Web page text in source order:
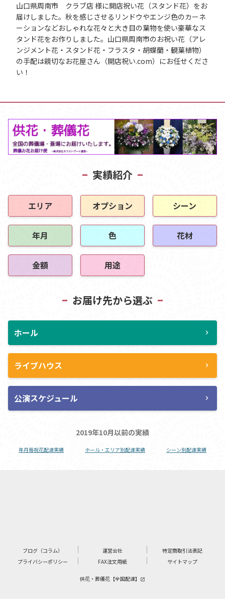
山口県周南市 クラブ店 様に開店祝い花（スタンド花）をお
届けしました。秋を感じさせるリンドウやエンジ色のカーネ
ーションなどおしゃれな花々と大き目の葉物を使い豪華なス
タンド花をお作りしました。山口県周南市のお祝い花（アレ
ンジメント花・スタンド花・フラスタ・胡蝶蘭・観葉植物）
の手配は親切なお花屋さん（開店祝い.com）にお任せくださ
い！
実績紹介
エリア オプション シーン
年月 色 花材
金額 用途
お届け先から選ぶ
ホール chevron_right
ライブハウス chevron_right
公演スケジュール chevron_right
2019年10月以前の実績
年月毎祝花配達実績 ホール・エリア別配達実績 シーン別配達実績
ブログ（コラム） 運営会社
特定商取引法表記
プライバシーポリシー
FAX注文用紙 サイトマップ
供花・葬儀花【全国配達】 launch